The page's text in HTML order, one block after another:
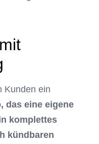
Kunden ein
das eine eigene
komplettes
kündbaren